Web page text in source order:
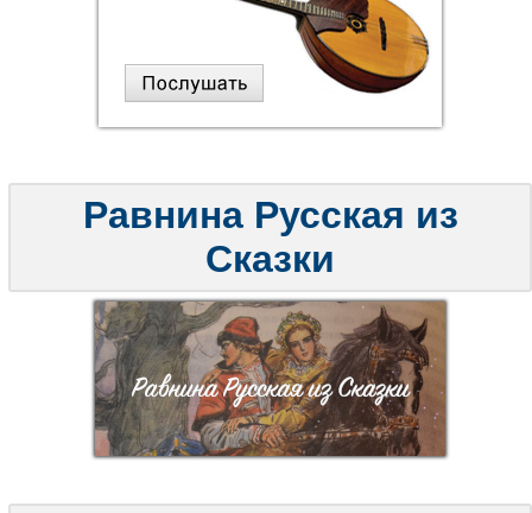
Равнина Русская из
Сказки